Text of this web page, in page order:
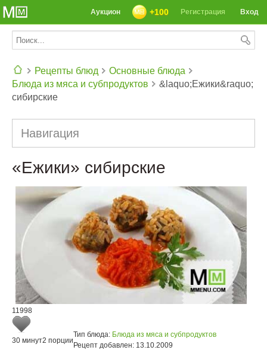
Вход
Регистрация
+100
Аукцион
Рецепты блюд
Основные блюда
Блюда из мяса и субпродуктов
&laquo;Ежики&raquo;
сибирские
Навигация
«Ежики» сибирские
11998
30 минут2 порции
Тип блюда: Блюда из мяса и субпродуктов
Рецепт добавлен: 13.10.2009